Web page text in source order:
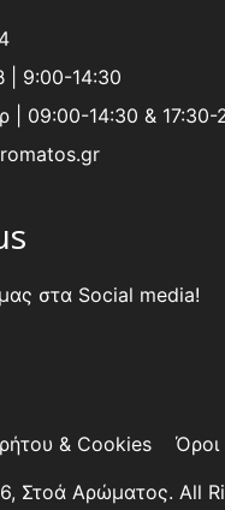
| 9:00-14:30
| 09:00-14:30 & 17:30-
στα Social media!
& Cookies
Όροι
Στοά Αρώματος. All